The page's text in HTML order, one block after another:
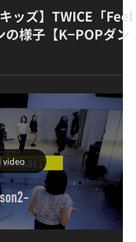
ッズ】TWICE「Feel
様子【K−POPダン
video